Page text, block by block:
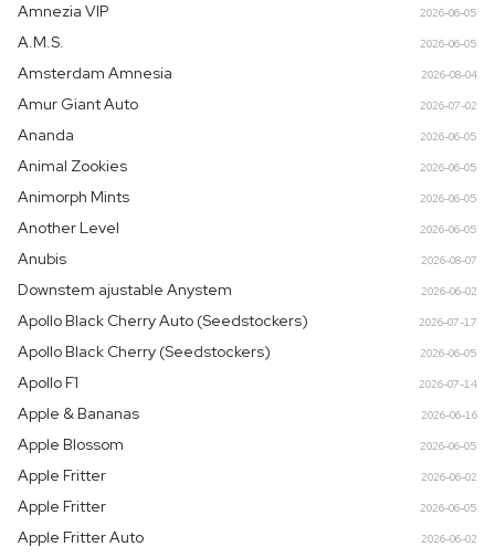
Amnezia VIP 2026-06-05
A.M.S. 2026-06-05
Amsterdam Amnesia 2026-08-04
Amur Giant Auto 2026-07-02
Ananda 2026-06-05
Animal Zookies 2026-06-05
Animorph Mints 2026-06-05
Another Level 2026-06-05
Anubis 2026-08-07
Downstem ajustable Anystem 2026-06-02
Apollo Black Cherry Auto (Seedstockers) 2026-07-17
Apollo Black Cherry (Seedstockers) 2026-06-05
Apollo F1 2026-07-14
Apple & Bananas 2026-06-16
Apple Blossom 2026-06-05
Apple Fritter 2026-06-02
Apple Fritter 2026-06-05
Apple Fritter Auto 2026-06-02